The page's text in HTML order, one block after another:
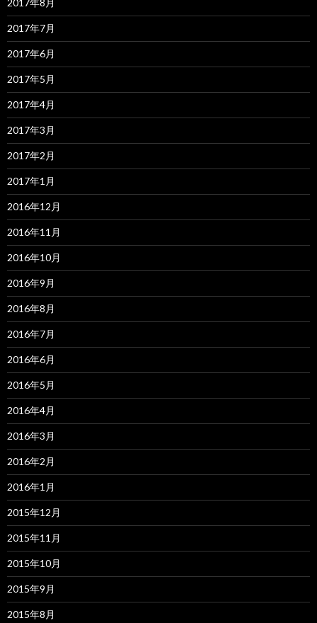
2017年8月
2017年7月
2017年6月
2017年5月
2017年4月
2017年3月
2017年2月
2017年1月
2016年12月
2016年11月
2016年10月
2016年9月
2016年8月
2016年7月
2016年6月
2016年5月
2016年4月
2016年3月
2016年2月
2016年1月
2015年12月
2015年11月
2015年10月
2015年9月
2015年8月